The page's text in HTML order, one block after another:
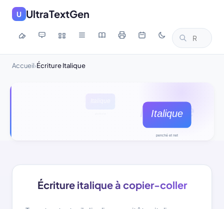
U UltraTextGen
Accueil›Écriture Italique
Écriture italique à copier-coller